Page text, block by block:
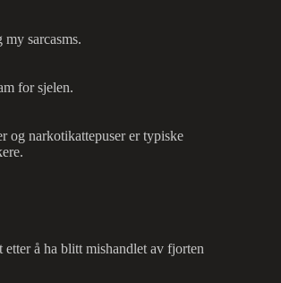
my sarcasms.
for sjelen.
og narkotikattepuser er typiske
etter å ha blitt mishandlet av fjorten